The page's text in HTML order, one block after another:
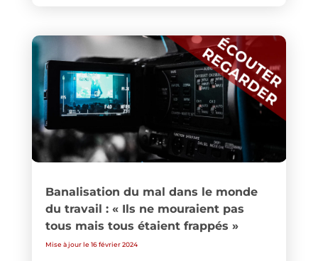
Banalisation du mal dans le monde
du travail : « Ils ne mouraient pas
tous mais tous étaient frappés »
Mise à jour le 16 février 2024